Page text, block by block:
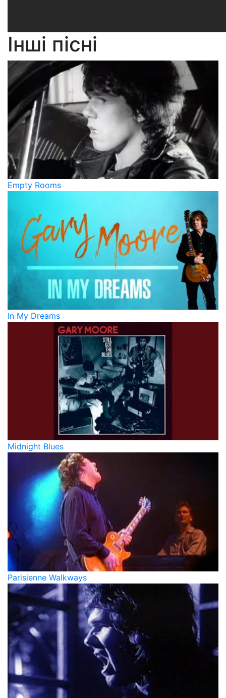
Інші пісні
Empty Rooms
In My Dreams
Midnight Blues
Parisienne Walkways